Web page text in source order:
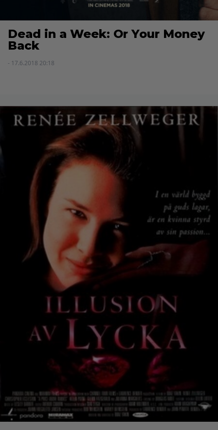
Dead in a Week: Or Your Money
Back
- 17.6.2018 20:18